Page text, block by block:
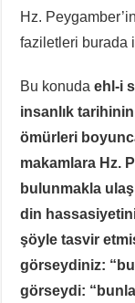
Hz.
faziletleri burada
Bu konudaehl-i
insanlık tarihinin
ömürleri
makamlara Hz.
bulunmakla
din
şöyle tasvir
görseydiniz:
görseydi: